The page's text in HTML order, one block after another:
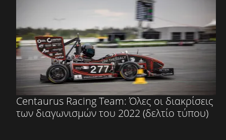
Centaurus Racing Team: Όλες οι διακρίσεις
των διαγωνισμών του 2022 (δελτίο τύπου)